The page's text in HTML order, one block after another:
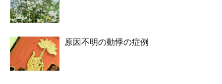
原因不明の動悸の症例